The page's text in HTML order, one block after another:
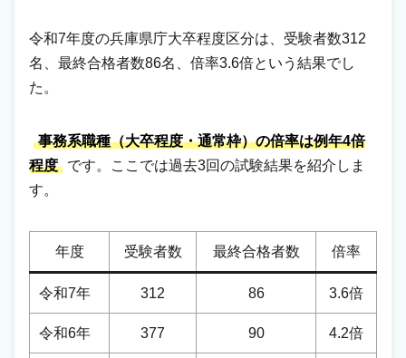
令和7年度の兵庫県庁大卒程度区分は、受験者数312
名、最終合格者数86名、倍率3.6倍という結果でし
た。
事務系職種（大卒程度・通常枠）の倍率は例年4倍
程度
です。ここでは過去3回の試験結果を紹介しま
す。
年度 受験者数 最終合格者数 倍率
令和7年 312 86 3.6倍
令和6年 377 90 4.2倍